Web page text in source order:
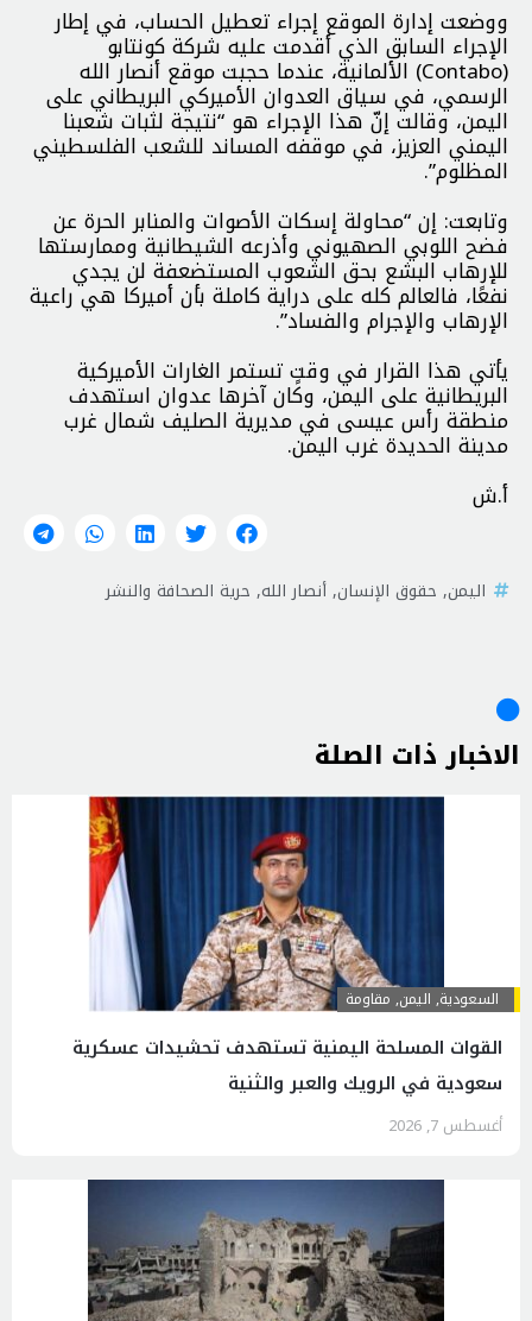
ووضعت إدارة الموقع إجراء تعطيل الحساب، في إطار
الإجراء السابق الذي أقدمت عليه شركة كونتابو
(Contabo) الألمانية، عندما حجبت موقع أنصار الله
الرسمي، في سياق العدوان الأميركي البريطاني على
اليمن، وقالت إنّ هذا الإجراء هو “نتيجة لثبات شعبنا
اليمني العزيز، في موقفه المساند للشعب الفلسطيني
المظلوم”.
وتابعت: إن “محاولة إسكات الأصوات والمنابر الحرة عن
فضح اللوبي الصهيوني وأذرعه الشيطانية وممارستها
للإرهاب البشع بحق الشعوب المستضعفة لن يجدي
نفعًا، فالعالم كله على دراية كاملة بأن أميركا هي راعية
الإرهاب والإجرام والفساد”.
يأتي هذا القرار في وقتٍ تستمر الغارات الأميركية
البريطانية على اليمن، وكان آخرها عدوان استهدف
منطقة رأس عيسى في مديرية الصليف شمال غرب
مدينة الحديدة غرب اليمن.
أ.ش
اليمن, حقوق الإنسان,أنصار الله, حرية الصحافة والنشر
الاخبار ذات الصلة
السعودية, اليمن, مقاومة
القوات المسلحة اليمنية تستهدف تحشيدات عسكرية
سعودية في الرويك والعبر والثنية
أغسطس 7, 2026